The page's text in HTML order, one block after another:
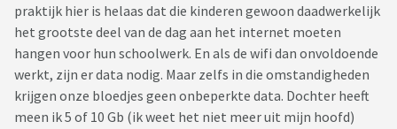
praktijk hier is helaas dat die kinderen gewoon daadwerkelijk
het grootste deel van de dag aan het internet moeten
hangen voor hun schoolwerk. En als de wifi dan onvoldoende
werkt, zijn er data nodig. Maar zelfs in die omstandigheden
krijgen onze bloedjes geen onbeperkte data. Dochter heeft
meen ik 5 of 10 Gb (ik weet het niet meer uit mijn hoofd)